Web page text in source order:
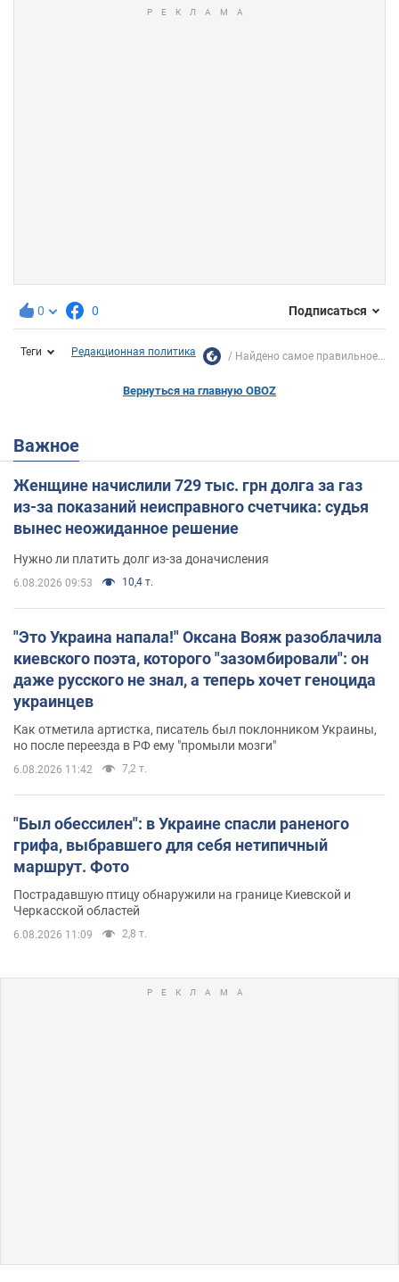
0 0 Подписаться
Теги Редакционная политика Найдено самое правильное...
Вернуться на главную OBOZ
Важное
Женщине начислили 729 тыс. грн долга за газ
из-за показаний неисправного счетчика: судья
вынес неожиданное решение
Нужно ли платить долг из-за доначисления
6.08.2026 09:53 10,4 т.
"Это Украина напала!" Оксана Вояж разоблачила
киевского поэта, которого "зазомбировали": он
даже русского не знал, а теперь хочет геноцида
украинцев
Как отметила артистка, писатель был поклонником Украины,
но после переезда в РФ ему "промыли мозги"
6.08.2026 11:42 7,2 т.
"Был обессилен": в Украине спасли раненого
грифа, выбравшего для себя нетипичный
маршрут. Фото
Пострадавшую птицу обнаружили на границе Киевской и
Черкасской областей
6.08.2026 11:09 2,8 т.